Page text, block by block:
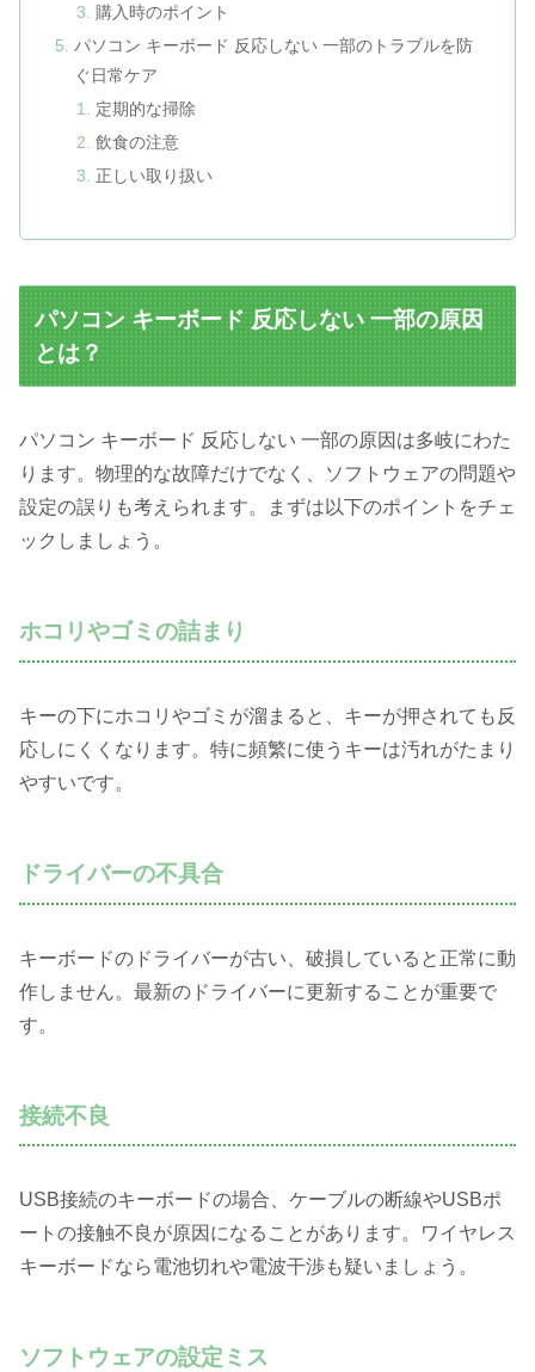
購入時のポイント
パソコン キーボード 反応しない 一部のトラブルを防
ぐ日常ケア
定期的な掃除
飲食の注意
正しい取り扱い
パソコン キーボード 反応しない 一部の原因
とは？
パソコン キーボード 反応しない 一部の原因は多岐にわた
ります。物理的な故障だけでなく、ソフトウェアの問題や
設定の誤りも考えられます。まずは以下のポイントをチェ
ックしましょう。
ホコリやゴミの詰まり
キーの下にホコリやゴミが溜まると、キーが押されても反
応しにくくなります。特に頻繁に使うキーは汚れがたまり
やすいです。
ドライバーの不具合
キーボードのドライバーが古い、破損していると正常に動
作しません。最新のドライバーに更新することが重要で
す。
接続不良
USB接続のキーボードの場合、ケーブルの断線やUSBポ
ートの接触不良が原因になることがあります。ワイヤレス
キーボードなら電池切れや電波干渉も疑いましょう。
ソフトウェアの設定ミス